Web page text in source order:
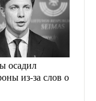
осадил
из-за слов о